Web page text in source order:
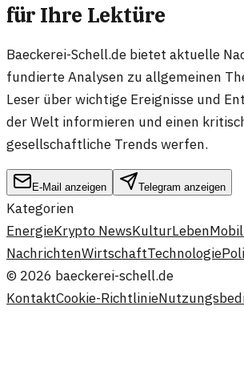
für Ihre Lektüre
Baeckerei-Schell.de bietet aktuelle
fundierte Analysen zu allgemeinen
Leser über wichtige Ereignisse und
der Welt informieren und einen
gesellschaftliche Trends werfen.
E-Mail anzeigen Telegram anzeigen
Kategorien
EnergieKrypto NewsKulturLeben
NachrichtenWirtschaftTechnologie
© 2026 baeckerei-schell.de
KontaktCookie-Richtlinie